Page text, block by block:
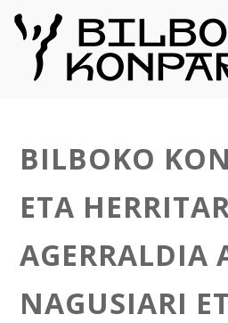
BILBOKO
ETA
AGERRALDIA
NAGUSIARI